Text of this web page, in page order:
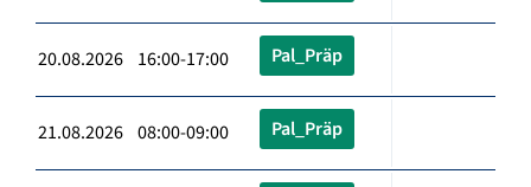
20.08.2026 16:00-17:00 Pal_Präp
21.08.2026 08:00-09:00 Pal_Präp